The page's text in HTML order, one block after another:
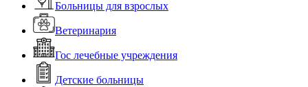
Больницы для взрослых
Ветеринария
Гос лечебные учреждения
Детские больницы